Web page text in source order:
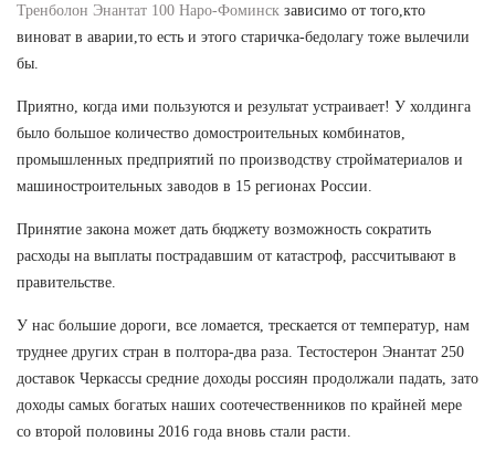
Тренболон Энантат 100 Наро-Фоминск зависимо от того,кто
виноват в аварии,то есть и этого старичка-бедолагу тоже вылечили
бы.
Приятно, когда ими пользуются и результат устраивает! У холдинга
было большое количество домостроительных комбинатов,
промышленных предприятий по производству стройматериалов и
машиностроительных заводов в 15 регионах России.
Принятие закона может дать бюджету возможность сократить
расходы на выплаты пострадавшим от катастроф, рассчитывают в
правительстве.
У нас большие дороги, все ломается, трескается от температур, нам
труднее других стран в полтора-два раза. Тестостерон Энантат 250
доставок Черкассы средние доходы россиян продолжали падать, зато
доходы самых богатых наших соотечественников по крайней мере
со второй половины 2016 года вновь стали расти.